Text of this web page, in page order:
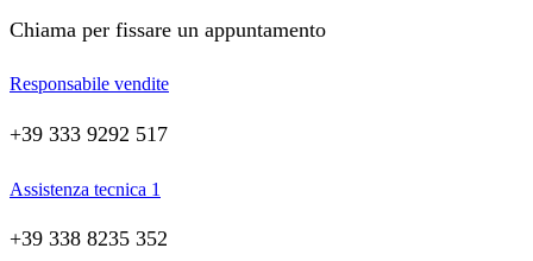
Chiama per fissare un appuntamento
Responsabile vendite
+39 333 9292 517
Assistenza tecnica 1
+39 338 8235 352